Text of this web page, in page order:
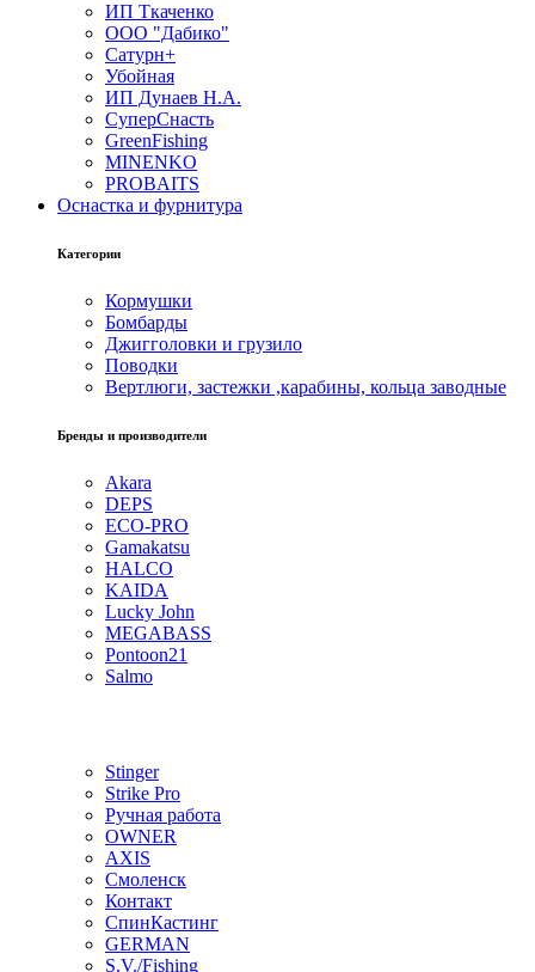
ИП Ткаченко
ООО "Дабико"
Сатурн+
Убойная
ИП Дунаев Н.А.
СуперСнасть
GreenFishing
MINENKO
PROBAITS
Оснастка и фурнитура
Категории
Кормушки
Бомбарды
Джигголовки и грузило
Поводки
Вертлюги, застежки ,карабины, кольца заводные
Бренды и производители
Akara
DEPS
ECO-PRO
Gamakatsu
HALCO
KAIDA
Lucky John
MEGABASS
Pontoon21
Salmo
Stinger
Strike Pro
Ручная работа
OWNER
AXIS
Смоленск
Контакт
СпинКастинг
GERMAN
S.V./Fishing